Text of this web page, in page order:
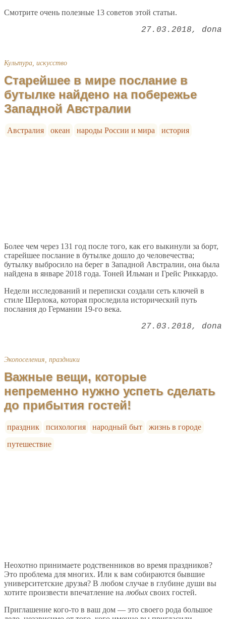
Смотрите очень полезные 13 советов этой статьи.
27.03.2018 dona
Культура, искусство
Старейшее в мире послание в
бутылке найдено на побережье
Западной Австралии
Австралия океан народы России и мира история
Более чем через 131 год после того, как его выкинули за борт,
старейшее послание в бутылке дошло до человечества;
бутылку выбросило на берег в Западной Австралии, она была
найдена в январе 2018 года. Тоней Ильман и Грейс Риккардо.
Недели исследований и переписки создали сеть ключей в
стиле Шерлока, которая проследила исторический путь
послания до Германии 19-го века.
27.03.2018 dona
Экопоселения, праздники
Важные вещи, которые
непременно нужно успеть сделать
до прибытия гостей!
праздник психология народный быт
жизнь в городе
путешествие
Неохотно принимаете родственников во время праздников?
Это проблема для многих. Или к вам собираются бывшие
университетские друзья? В любом случае в глубине души вы
хотите произвести впечатление на любых своих гостей.
Приглашение кого-то в ваш дом — это своего рода большое